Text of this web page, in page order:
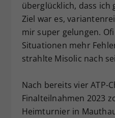
überglücklich, dass ich
Ziel war es,
mir super gelungen.
Situationen mehr
strahlte Misolic nach
Nach bereits vier ATP-
Finalteilnahmen 2023
Heimturnier in